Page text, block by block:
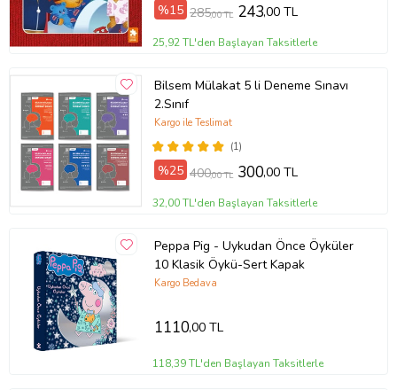
%15 285,00 TL 243,00 TL
25,92 TL'den Başlayan Taksitlerle
Bilsem Mülakat 5 li Deneme Sınavı
2.Sınıf
(1)
Kargo ile Teslimat
%25 400,00 TL 300,00 TL
32,00 TL'den Başlayan Taksitlerle
Peppa Pig - Uykudan Önce Öyküler
10 Klasik Öykü-Sert Kapak
Kargo Bedava
1110,00 TL
118,39 TL'den Başlayan Taksitlerle